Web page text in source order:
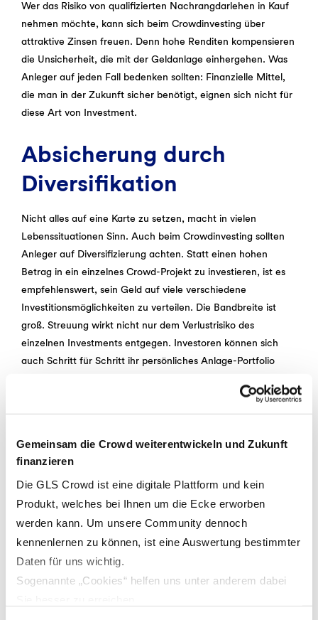
Gemeinsam die Crowd weiterentwickeln und Zukunft
finanzieren
Die GLS Crowd ist eine digitale Plattform und kein
Produkt, welches bei Ihnen um die Ecke erworben
werden kann. Um unsere Community dennoch
kennenlernen zu können, ist eine Auswertung bestimmter
Daten für uns wichtig.
Sogenannte „Cookies“ helfen uns unter anderem dabei
Wer das Risiko von qualifizierten Nachrangdarlehen in Kauf
nehmen möchte, kann sich beim Crowdinvesting über
attraktive Zinsen freuen. Denn hohe Renditen kompensieren
die Unsicherheit, die mit der Geldanlage einhergehen. Was
Anleger auf jeden Fall bedenken sollten: Finanzielle Mittel,
die man in der Zukunft sicher benötigt, eignen sich nicht für
diese Art von Investment.
Absicherung durch
Diversifikation
Nicht alles auf eine Karte zu setzen, macht in vielen
Lebenssituationen Sinn. Auch beim Crowdinvesting sollten
Anleger auf Diversifizierung achten. Statt einen hohen
Betrag in ein einzelnes Crowd-Projekt zu investieren, ist es
empfehlenswert, sein Geld auf viele verschiedene
Investitionsmöglichkeiten zu verteilen. Die Bandbreite ist
groß. Streuung wirkt nicht nur dem Verlustrisiko des
einzelnen Investments entgegen. Investoren können sich
auch Schritt für Schritt ihr persönliches Anlage-Portfolio
Fazit:
Crowdinvesting bietet die Möglichkeit, attraktive Renditen
allerdings höher als bei traditionellen Bankprodukten.
Anleger sollten das Bedenken und ihr persönliches Anlage-
Portfolio entsprechend mit weiteren Investments wie
Anleihen oder Alternative Investment-Fonds diversifizieren.
Sie sind auf der Suche nach Projekten für Ihr